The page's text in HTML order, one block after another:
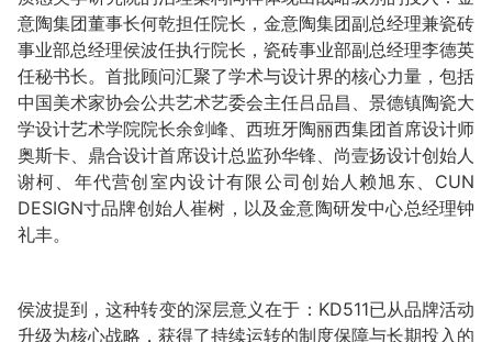
意陶集团董事长何乾担任院长，金意陶集团副总经理兼瓷砖
事业部总经理侯波任执行院长，瓷砖事业部副总经理李德英
任秘书长。首批顾问汇聚了学术与设计界的核心力量，包括
中国美术家协会公共艺术艺委会主任吕品昌、景德镇陶瓷大
学设计艺术学院院长余剑峰、西班牙陶丽西集团首席设计师
奥斯卡、鼎合设计首席设计总监孙华锋、尚壹扬设计创始人
谢柯、年代营创室内设计有限公司创始人赖旭东、CUN
DESIGN寸品牌创始人崔树，以及金意陶研发中心总经理钟
礼丰。
侯波提到，这种转变的深层意义在于：KD511已从品牌活动
升级为核心战略，获得了持续运转的制度保障与长期投入的